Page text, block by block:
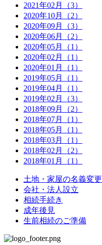
2021年02月（3）
2020年10月（2）
2020年09月（3）
2020年06月（2）
2020年05月（1）
2020年02月（1）
2020年01月（1）
2019年05月（1）
2019年04月（1）
2019年02月（3）
2018年09月（2）
2018年07月（1）
2018年05月（1）
2018年03月（1）
2018年02月（2）
2018年01月（1）
土地・家屋の名義変更
会社・法人設立
相続手続き
成年後見
生前相続のご準備